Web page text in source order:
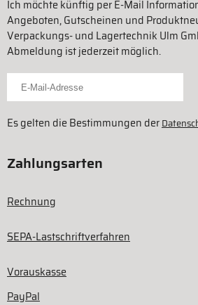
Ich möchte künftig per E-Mail
Angeboten, Gutscheinen und
Verpackungs- und Lagertechnik Ulm
Abmeldung ist jederzeit möglich.
Für Newsletter anmelden
Es gelten die Bestimmungen der
Zahlungsarten
Rechnung
SEPA-Lastschriftverfahren
Vorauskasse
PayPal